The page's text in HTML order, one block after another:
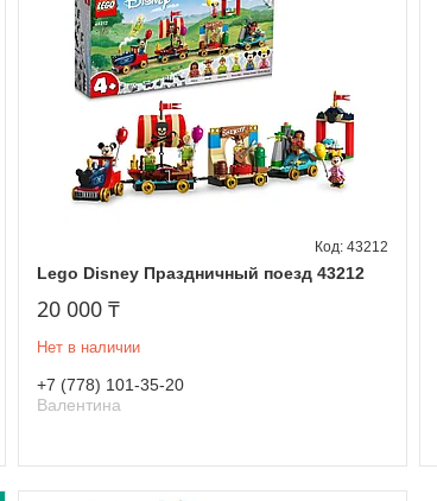
Lego Disney Праздничный поезд 43212
43212
20 000 ₸
Нет в наличии
+7 (778) 101-35-20
Валентина